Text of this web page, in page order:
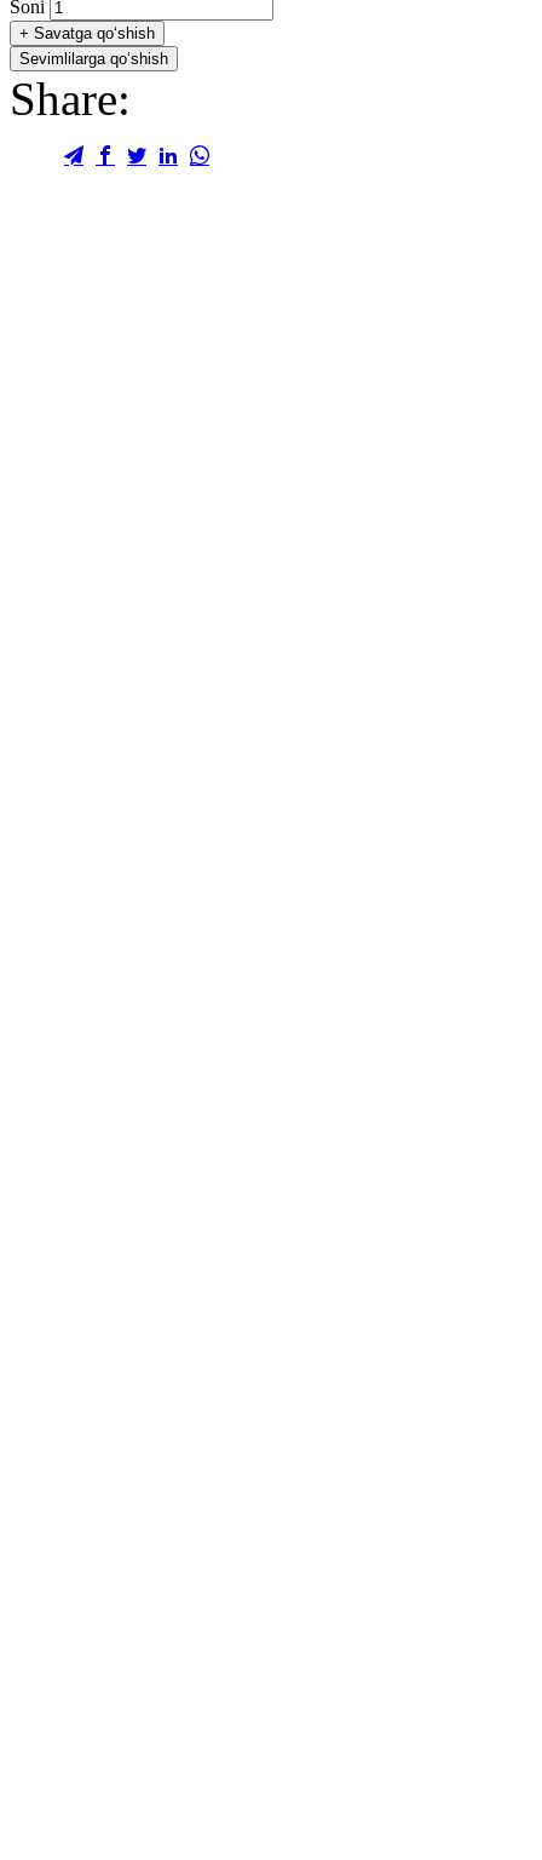
Soni
+ Savatga qo‘shish
Sevimlilarga qo‘shish
Share: